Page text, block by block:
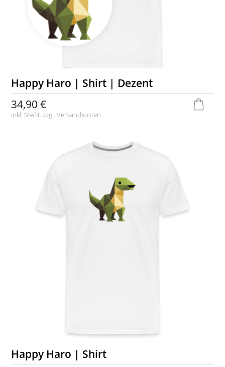
Happy Haro | Shirt | Dezent
34,90 €
inkl. MwSt. zzgl.Versandkosten
Happy Haro | Shirt